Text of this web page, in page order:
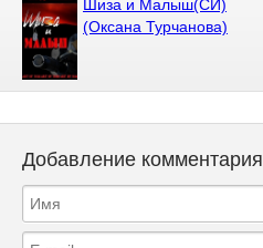
Шиза и Малыш(СИ)
(Оксана Турчанова)
Добавление комментария